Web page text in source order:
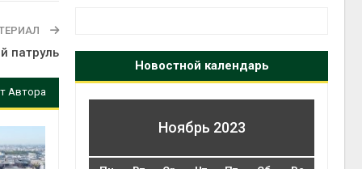
патруль
Автора
Новостной календарь
Ноябрь 2023